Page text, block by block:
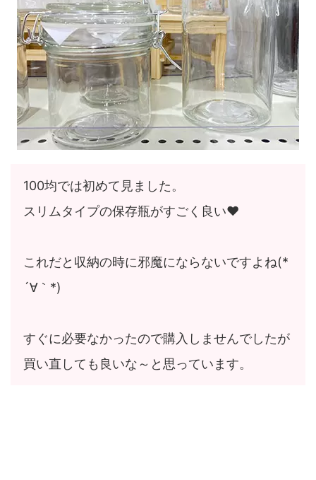
100均では初めて見ました。
スリムタイプの保存瓶がすごく良い♥
これだと収納の時に邪魔にならないですよね(*
´∀｀*)
すぐに必要なかったので購入しませんでしたが
買い直しても良いな～と思っています。